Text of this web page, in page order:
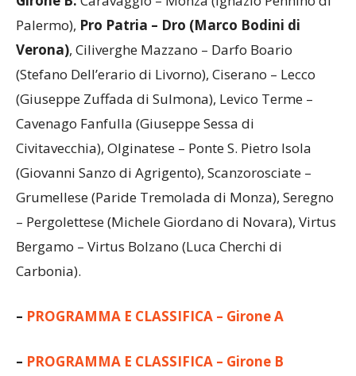
Girone B: Caravaggio – Monza (Ignazio Pennino di
Palermo),Pro Patria – Dro (Marco Bodini di
Verona) , Ciliverghe Mazzano – Darfo Boario
(Stefano Dell’erario di Livorno), Ciserano – Lecco
(Giuseppe Zuffada di Sulmona), Levico Terme –
Cavenago Fanfulla (Giuseppe Sessa di
Civitavecchia), Olginatese – Ponte S. Pietro Isola
(Giovanni Sanzo di Agrigento), Scanzorosciate –
Grumellese (Paride Tremolada di Monza), Seregno
– Pergolettese (Michele Giordano di Novara), Virtus
Bergamo – Virtus Bolzano (Luca Cherchi di